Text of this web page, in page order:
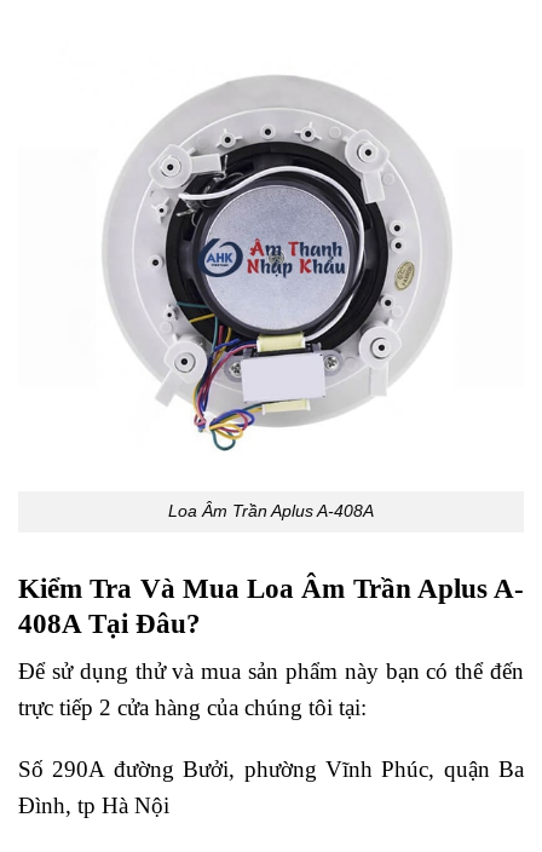
Loa Âm Trần Aplus A-408A
Kiểm Tra Và Mua Loa Âm Trần Aplus A-
408A Tại Đâu?
Để sử dụng thử và mua sản phẩm này bạn có thể đến
trực tiếp 2 cửa hàng của chúng tôi tại:
Số 290A đường Bưởi, phường Vĩnh Phúc, quận Ba
Đình, tp Hà Nội